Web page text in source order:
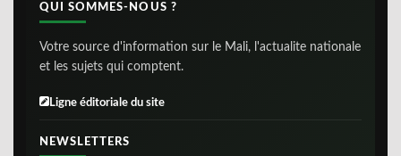
QUI SOMMES-NOUS ?
Votre source d'information sur le Mali, l'actualite nationale
et les sujets qui comptent.
Ligne éditoriale du site
NEWSLETTERS